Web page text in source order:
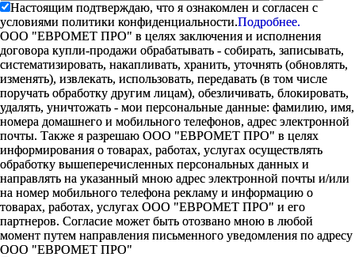
Настоящим подтверждаю, что я ознакомлен и согласен с
условиями политики конфиденциальности.Подробнее.
ООО "ЕВРОМЕТ ПРО" в целях заключения и исполнения
договора купли-продажи обрабатывать - собирать, записывать,
систематизировать, накапливать, хранить, уточнять (обновлять,
изменять), извлекать, использовать, передавать (в том числе
поручать обработку другим лицам), обезличивать, блокировать,
удалять, уничтожать - мои персональные данные: фамилию, имя,
номера домашнего и мобильного телефонов, адрес электронной
почты. Также я разрешаю ООО "ЕВРОМЕТ ПРО" в целях
информирования о товарах, работах, услугах осуществлять
обработку вышеперечисленных персональных данных и
направлять на указанный мною адрес электронной почты и/или
на номер мобильного телефона рекламу и информацию о
товарах, работах, услугах ООО "ЕВРОМЕТ ПРО" и его
партнеров. Согласие может быть отозвано мною в любой
момент путем направления письменного уведомления по адресу
ООО "ЕВРОМЕТ ПРО"